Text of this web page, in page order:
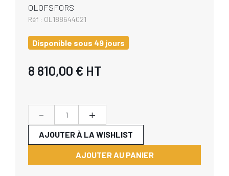
OLOFSFORS
Réf : OL188644021
Disponible sous 49 jours
8 810,00 € HT
- +
AJOUTER AU PANIER
AJOUTER À LA WISHLIST